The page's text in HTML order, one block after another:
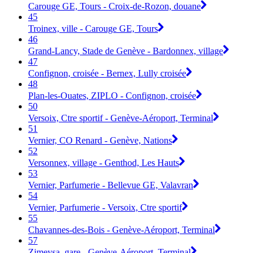
Carouge GE, Tours - Croix-de-Rozon, douane
45
Troinex, ville - Carouge GE, Tours
46
Grand-Lancy, Stade de Genève - Bardonnex, village
47
Confignon, croisée - Bernex, Lully croisée
48
Plan-les-Ouates, ZIPLO - Confignon, croisée
50
Versoix, Ctre sportif - Genève-Aéroport, Terminal
51
Vernier, CO Renard - Genève, Nations
52
Versonnex, village - Genthod, Les Hauts
53
Vernier, Parfumerie - Bellevue GE, Valavran
54
Vernier, Parfumerie - Versoix, Ctre sportif
55
Chavannes-des-Bois - Genève-Aéroport, Terminal
57